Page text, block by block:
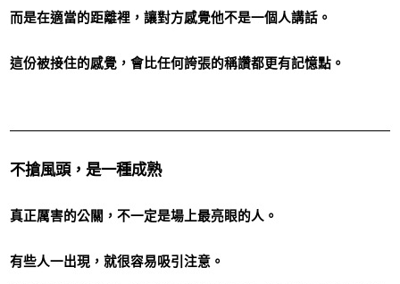
而是在適當的距離裡，讓對方感覺他不是一個人講話。
這份被接住的感覺，會比任何誇張的稱讚都更有記憶點。
不搶風頭，是一種成熟
真正厲害的公關，不一定是場上最亮眼的人。
有些人一出現，就很容易吸引注意。